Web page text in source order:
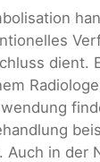
dient.
Auch in der